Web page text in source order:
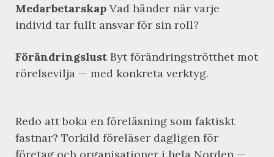
Medarbetarskap Vad händer när varje
individ tar fullt ansvar för sin roll?
Förändringslust Byt förändringströtthet mot
rörelsevilja — med konkreta verktyg.
Redo att boka en föreläsning som faktiskt
fastnar? Torkild föreläser dagligen för
företag och organisationer i hela Norden —